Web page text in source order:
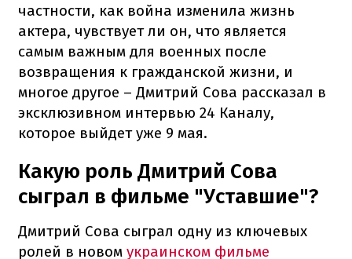
частности, как война изменила жизнь
актера, чувствует ли он, что является
самым важным для военных после
возвращения к гражданской жизни, и
многое другое – Дмитрий Сова рассказал в
эксклюзивном интервью 24 Каналу,
которое выйдет уже 9 мая.
Какую роль Дмитрий Сова
сыграл в фильме "Уставшие"?
Дмитрий Сова сыграл одну из ключевых
ролей в новом украинском фильме